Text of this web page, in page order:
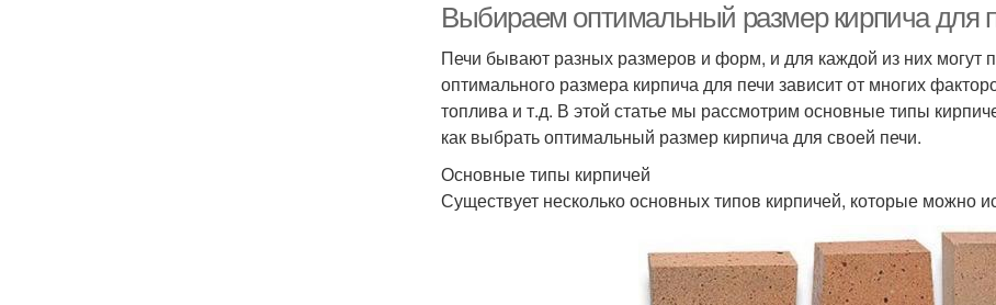
Выбираем оптимальный размер кирпича для
Печи бывают разных размеров и форм, и для каждой из них
оптимального размера кирпича для печи зависит от многих
топлива и т.д. В этой статье мы рассмотрим основные типы
как выбрать оптимальный размер кирпича для своей печи.
Основные типы кирпичей
Существует несколько основных типов кирпичей, которые можно